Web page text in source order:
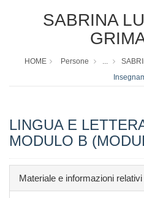
SABRINA
HOME Persone ...
LINGUA E
MODULO B
Materiale e informazioni